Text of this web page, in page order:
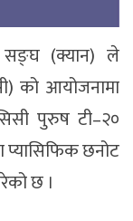
सङ्घ (क्यान) ले
को आयोजनामा
पुरुष टी–२०
प्यासिफिक छनोट
छ ।